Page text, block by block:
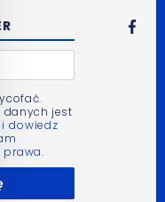
danych jest
i dowiedz
prawa.